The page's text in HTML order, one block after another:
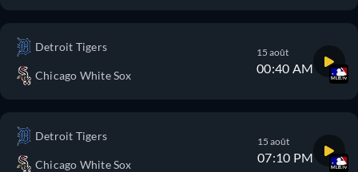
Detroit Tigers
Chicago White Sox
15 août
00:40 AM
Detroit Tigers
Chicago White Sox
15 août
07:10 PM